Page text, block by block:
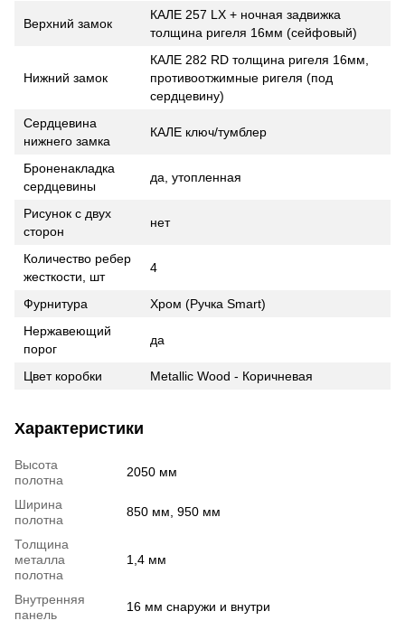
Верхний замок
КАЛЕ 257 LX + ночная задвижка
толщина ригеля 16мм (сейфовый)
Нижний замок
КАЛЕ 282 RD толщина ригеля 16мм,
противоотжимные ригеля (под
сердцевину)
Сердцевина
нижнего замка
КАЛЕ ключ/тумблер
Броненакладка
сердцевины
да, утопленная
Рисунок с двух
сторон
нет
Количество ребер
жесткости, шт
4
Фурнитура
Хром (Ручка Smart)
Нержавеющий
порог
да
Цвет коробки Metallic Wood - Коричневая
Характеристики
Высота
полотна
2050 мм
Ширина
полотна
850 мм, 950 мм
Толщина
металла
полотна
1,4 мм
Внутренняя
панель
16 мм снаружи и внутри